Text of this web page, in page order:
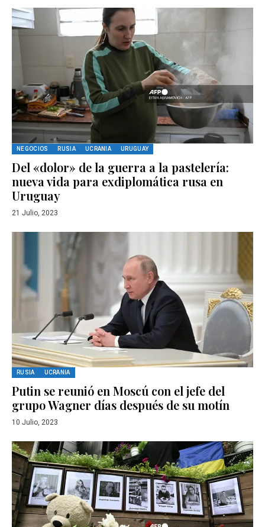
NEGOCIOS RUSIA UCRANIA URUGUAY
Del «dolor» de la guerra a la pastelería:
nueva vida para exdiplomática rusa en
Uruguay
21 Julio, 2023
RUSIA UCRANIA
Putin se reunió en Moscú con el jefe del
grupo Wagner días después de su motín
10 Julio, 2023